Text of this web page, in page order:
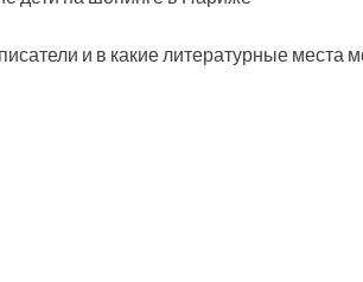
и в какие литературные места